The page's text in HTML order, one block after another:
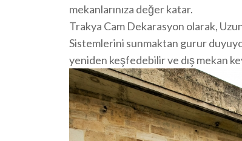
mekanlarınıza değer katar.
Trakya Cam Dekarasyon olarak,
Sistemlerini sunmaktan gurur
yeniden keşfedebilir ve dış mekan